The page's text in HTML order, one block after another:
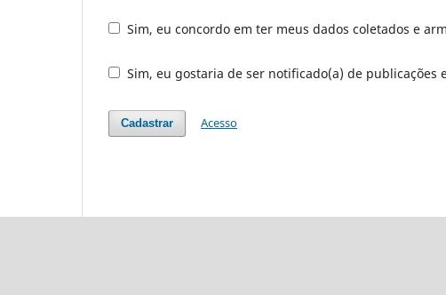
Sim, eu concordo em ter meus dados coletados e
Sim, eu gostaria de ser notificado(a) de publicações
Cadastrar Acesso